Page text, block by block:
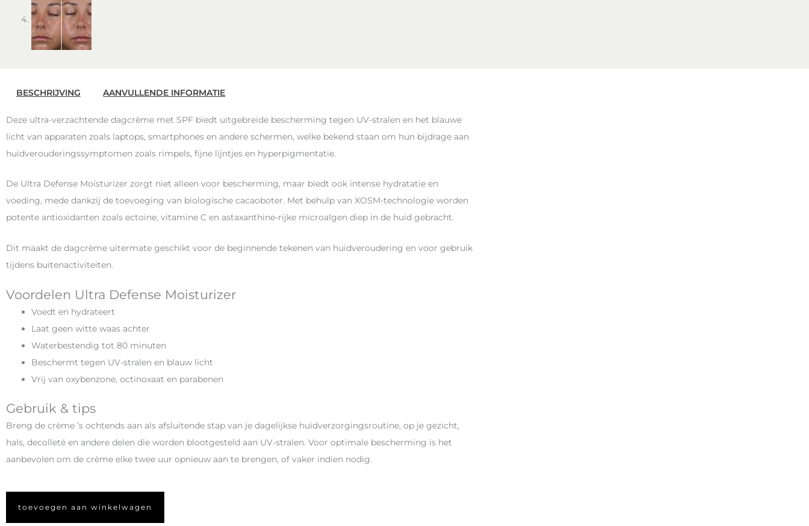
BESCHRIJVING AANVULLENDE INFORMATIE
Deze ultra-verzachtende dagcrème met SPF biedt uitgebreide bescherming tegen UV-stralen en het blauwe
licht van apparaten zoals laptops, smartphones en andere schermen, welke bekend staan om hun bijdrage aan
huidverouderingssymptomen zoals rimpels, fijne lijntjes en hyperpigmentatie.
De Ultra Defense Moisturizer zorgt niet alleen voor bescherming, maar biedt ook intense hydratatie en
voeding, mede dankzij de toevoeging van biologische cacaoboter. Met behulp van XOSM-technologie worden
potente antioxidanten zoals ectoine, vitamine C en astaxanthine-rijke microalgen diep in de huid gebracht.
Dit maakt de dagcrème uitermate geschikt voor de beginnende tekenen van huidveroudering en voor gebruik
tijdens buitenactiviteiten.
Voordelen Ultra Defense Moisturizer
Voedt en hydrateert
Laat geen witte waas achter
Waterbestendig tot 80 minuten
Beschermt tegen UV-stralen en blauw licht
Vrij van oxybenzone, octinoxaat en parabenen
Gebruik & tips
Breng de crème ’s ochtends aan als afsluitende stap van je dagelijkse huidverzorgingsroutine, op je gezicht,
hals, decolleté en andere delen die worden blootgesteld aan UV-stralen. Voor optimale bescherming is het
aanbevolen om de crème elke twee uur opnieuw aan te brengen, of vaker indien nodig.
toevoegen aan winkelwagen